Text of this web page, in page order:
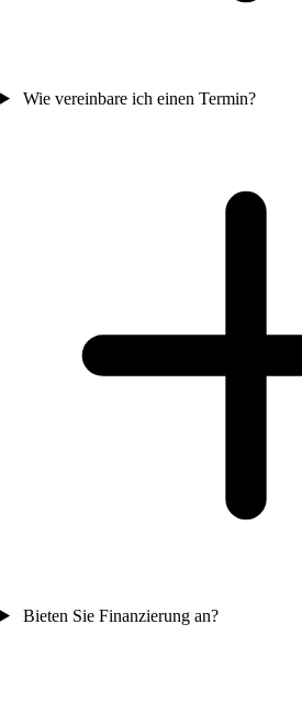
Wie vereinbare ich einen Termin?
Bieten Sie Finanzierung an?